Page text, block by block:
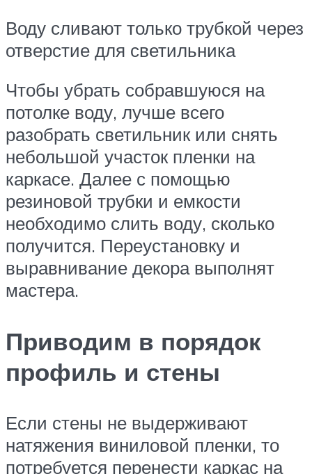
Воду сливают только трубкой через
отверстие для светильника
Чтобы убрать собравшуюся на
потолке воду, лучше всего
разобрать светильник или снять
небольшой участок пленки на
каркасе. Далее с помощью
резиновой трубки и емкости
необходимо слить воду, сколько
получится. Переустановку и
выравнивание декора выполнят
мастера.
Приводим в порядок
профиль и стены
Если стены не выдерживают
натяжения виниловой пленки, то
потребуется перенести каркас на